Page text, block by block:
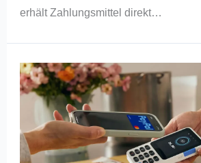
erhält Zahlungsmittel direkt…